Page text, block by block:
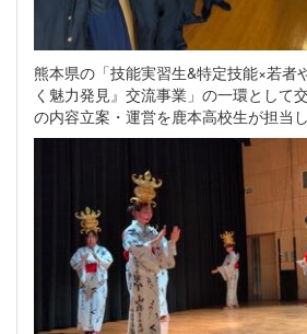
熊本県の「技能実習生&特定技能×若者
く魅力発見』交流事業」の一環として
の内容立案・運営を鹿本高校生が担当し